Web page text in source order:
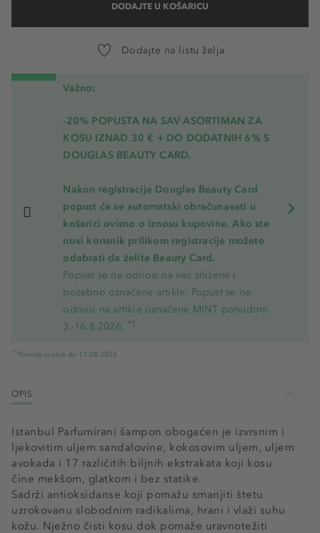
DODAJTE U KOŠARICU
Dodajte na listu želja
Važno:
-20% POPUSTA NA SAV ASORTIMAN ZA
KOSU IZNAD 30 € + DO DODATNIH 6% S
DOUGLAS BEAUTY CARD.
Nakon registracije Douglas Beauty Card
popust će se automatski obračunavati u
košarici ovisno o iznosu kupovine. Ako ste
novi korisnik prilikom registracije možete
odabrati da želite Beauty Card.
Popust se ne odnosi na već snižene i
posebno označene artikle. Popust se ne
odnosi na artikle označene MINT ponudom.
3.-16.8.2026. *1
*1 Ponuda vrijedi do 17.08.2026
OPIS
Istanbul Parfumirani šampon obogaćen je izvrsnim i
ljekovitim uljem sandalovine, kokosovim uljem, uljem
avokada i 17 različitih biljnih ekstrakata koji kosu
čine mekšom, glatkom i bez statike.
Sadrži antioksidanse koji pomažu smanjiti štetu
uzrokovanu slobodnim radikalima, hrani i vlaži suhu
kožu. Nježno čisti kosu dok pomaže uravnotežiti